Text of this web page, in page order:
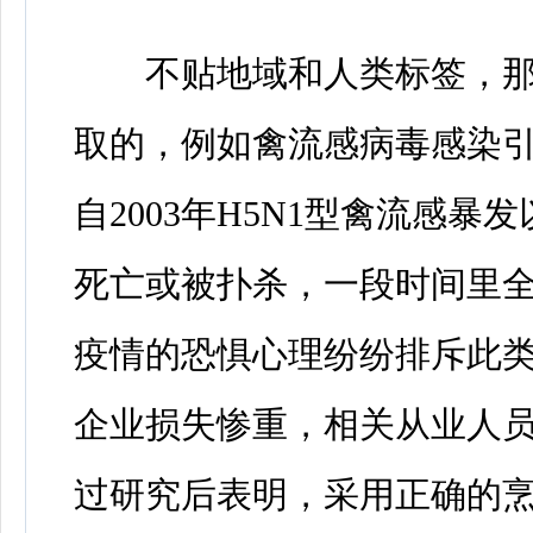
不贴地域和人类标签，那
取的，例如禽流感病毒感染
自2003年H5N1型禽流感暴
死亡或被扑杀，一段时间里
疫情的恐惧心理纷纷排斥此
企业损失惨重，相关从业人
过研究后表明，采用正确的